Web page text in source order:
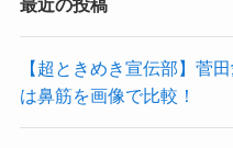
最近の投稿
【超ときめき宣伝部】菅
は鼻筋を画像で比較！